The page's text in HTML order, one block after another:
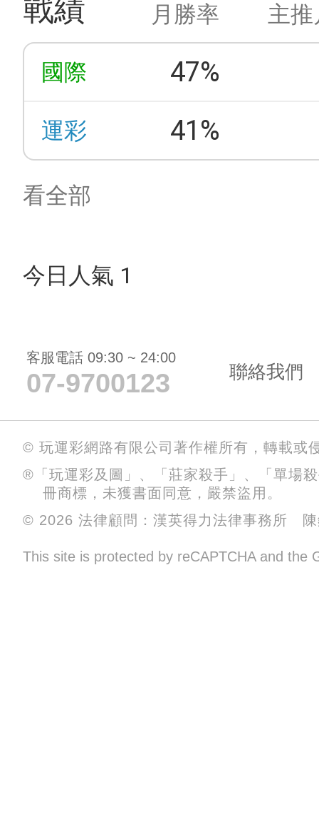
戰績 月勝率 主
國際 47%
運彩 41%
看全部
今日人氣 1
客服電話 09:30 ~ 24:00
07-9700123 聯絡我們
© 玩運彩網路有限公司著作權所有，轉載或
®「玩運彩及圖」、「莊家殺手」、「單場
冊商標，未獲書面同意，嚴禁盜用。
© 2026 法律顧問：漢英得力法律事務所 陳
This site is protected by reCAPTCHA and the